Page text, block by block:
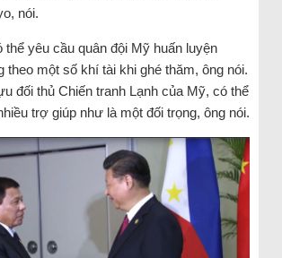
nói.
thể yêu cầu quân đội Mỹ huấn luyện
theo một số khí tài khi ghé thăm, ông nói.
đối thủ Chiến tranh Lạnh của Mỹ, có thể
trợ giúp như là một đối trọng, ông nói.